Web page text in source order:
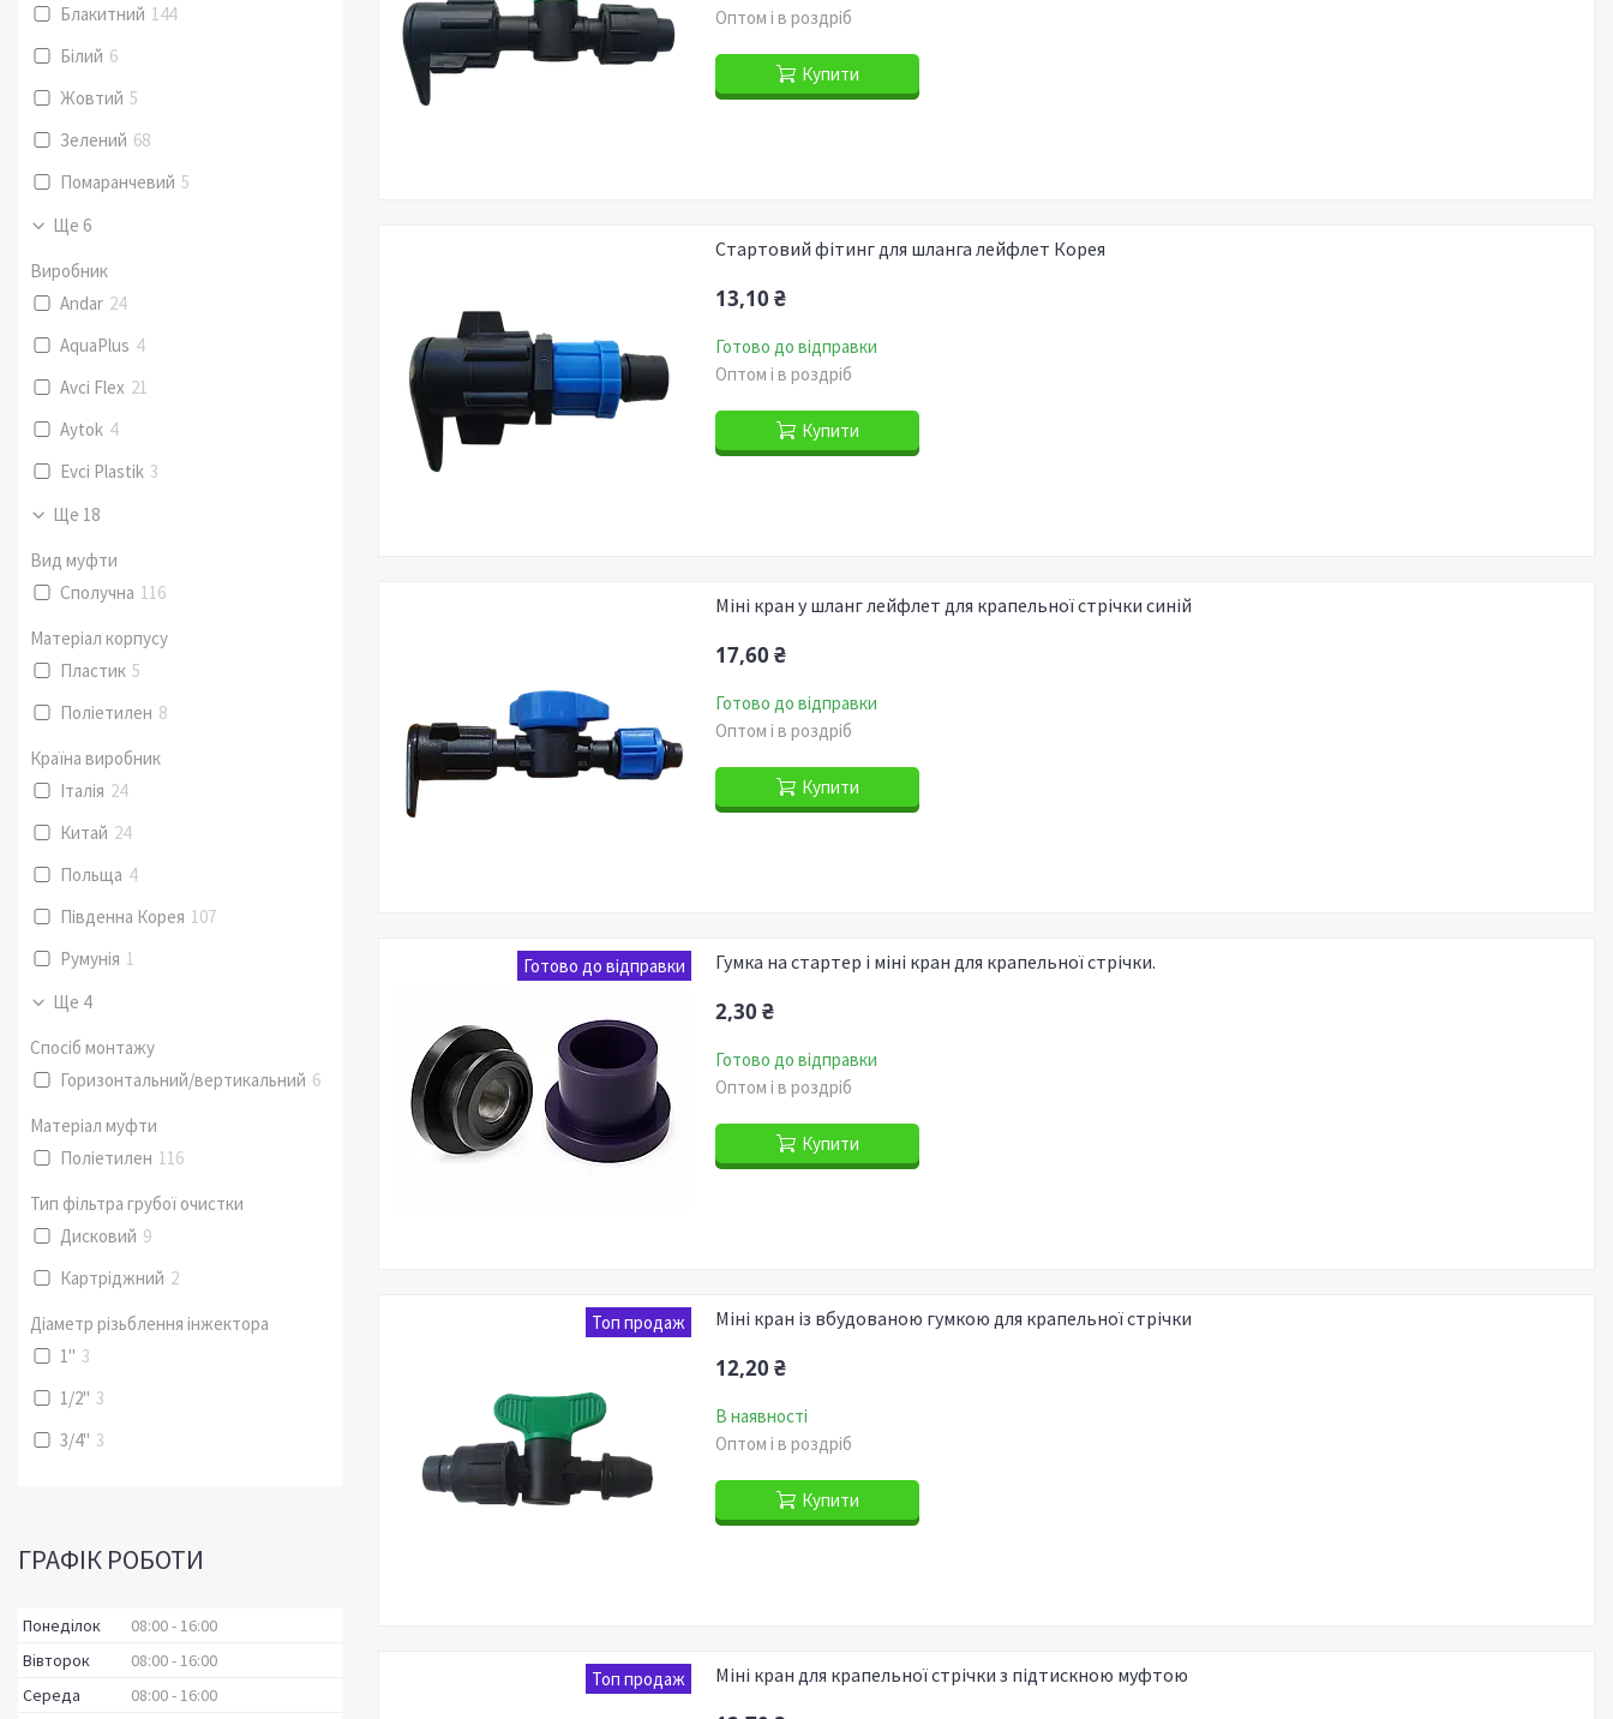
Оптом і в роздріб
Купити
Стартовий фітинг для шланга лейфлет Корея
13,10 ₴
Готово до відправки
Оптом і в роздріб
Купити
Міні кран у шланг лейфлет для крапельної стрічки синій
17,60 ₴
Готово до відправки
Оптом і в роздріб
Купити
Готово до відправки Гумка на стартер і міні кран для крапельної стрічки.
2,30 ₴
Готово до відправки
Оптом і в роздріб
Купити
Топ продаж Міні кран із вбудованою гумкою для крапельної стрічки
12,20 ₴
В наявності
Оптом і в роздріб
Купити
Топ продаж Міні кран для крапельної стрічки з підтискною муфтою
Блакитний 144
Білий 6
Жовтий 5
Зелений 68
Помаранчевий 5
Ще 6
Виробник
Andar 24
AquaPlus 4
Avci Flex 21
Aytok 4
Evci Plastik 3
Ще 18
Вид муфти
Сполучна 116
Матеріал корпусу
Пластик 5
Поліетилен 8
Країна виробник
Італія 24
Китай 24
Польща 4
Південна Корея 107
Румунія 1
Ще 4
Спосіб монтажу
Горизонтальний/вертикальний 6
Матеріал муфти
Поліетилен 116
Тип фільтра грубої очистки
Дисковий 9
Картріджний 2
Діаметр різьблення інжектора
1" 3
1/2" 3
3/4" 3
ГРАФІК РОБОТИ
Понеділок 08:00 16:00
Вівторок
08:00 16:00
Середа
08:00 16:00